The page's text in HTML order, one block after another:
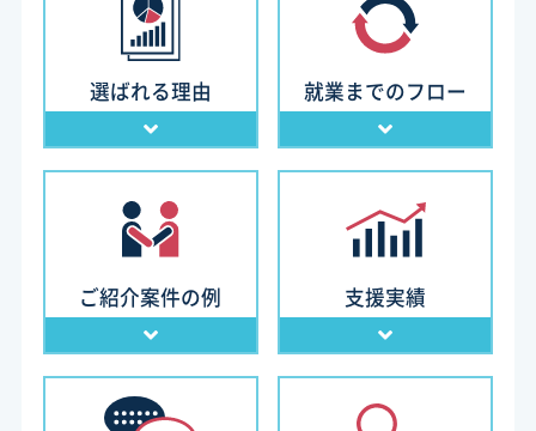
選ばれる理由 就業までのフロー
ご紹介案件の例 支援実績